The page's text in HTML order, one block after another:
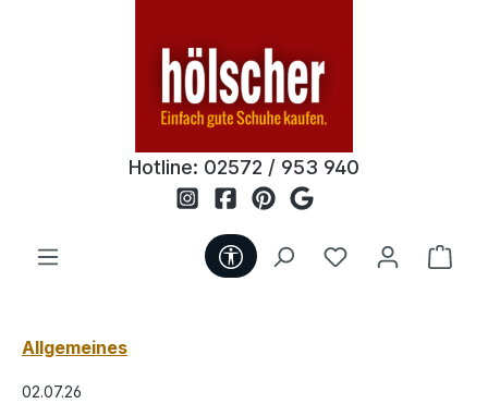
Hotline: 02572 / 953 940
Werkzeugleiste anzeigen
Du hast 0
Allgemeines
02.07.26